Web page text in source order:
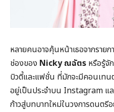
หลายคนอาจคุ้นหน้าเธอจากรายก
ช่องของ Nickyณฉัตร หรือรู้จั
บิวตี้และแฟชั่น ที่มักจะมีคอนเท
อยู่เป็นประจำบน Instagram แ
ก้าวสู่บทบาทใหม่ในวงการดนตรี